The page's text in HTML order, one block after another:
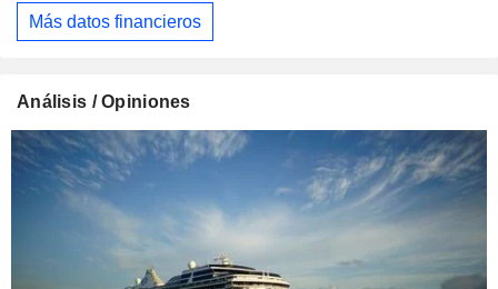
Más datos financieros
Análisis / Opiniones